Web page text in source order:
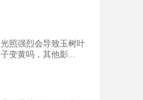
光照强烈会导致玉树叶
子变黄吗，其他影...